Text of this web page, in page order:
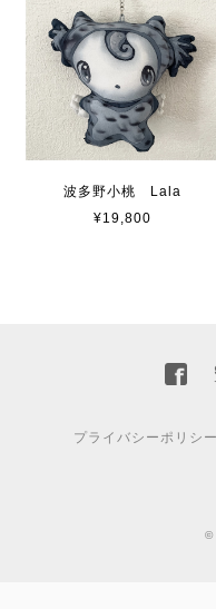
波多野小桃 Lala
¥19,800
プライバシーポリシー
©